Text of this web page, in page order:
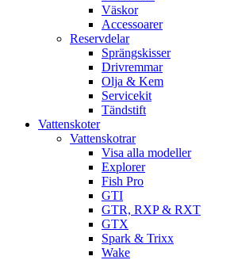
Väskor
Accessoarer
Reservdelar
Sprängskisser
Drivremmar
Olja & Kem
Servicekit
Tändstift
Vattenskoter
Vattenskotrar
Visa alla modeller
Explorer
Fish Pro
GTI
GTR, RXP & RXT
GTX
Spark & Trixx
Wake